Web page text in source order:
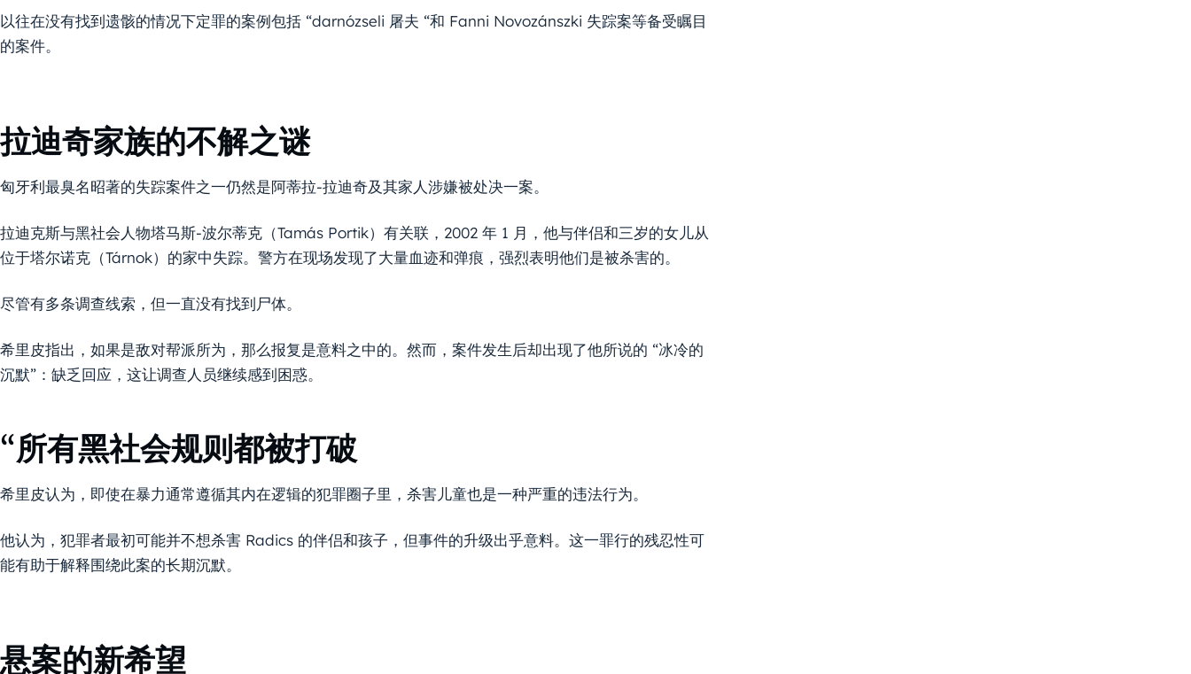
以往在没有找到遗骸的情况下定罪的案例包括 “darnózseli 屠夫 “和 Fanni Novozánszki 失踪案等备受瞩目
的案件。
拉迪奇家族的不解之谜
匈牙利最臭名昭著的失踪案件之一仍然是阿蒂拉-拉迪奇及其家人涉嫌被处决一案。
拉迪克斯与黑社会人物塔马斯-波尔蒂克（Tamás Portik）有关联，2002 年 1 月，他与伴侣和三岁的女儿从
位于塔尔诺克（Tárnok）的家中失踪。警方在现场发现了大量血迹和弹痕，强烈表明他们是被杀害的。
尽管有多条调查线索，但一直没有找到尸体。
希里皮指出，如果是敌对帮派所为，那么报复是意料之中的。然而，案件发生后却出现了他所说的 “冰冷的
沉默”：缺乏回应，这让调查人员继续感到困惑。
“所有黑社会规则都被打破
希里皮认为，即使在暴力通常遵循其内在逻辑的犯罪圈子里，杀害儿童也是一种严重的违法行为。
他认为，犯罪者最初可能并不想杀害 Radics 的伴侣和孩子，但事件的升级出乎意料。这一罪行的残忍性可
能有助于解释围绕此案的长期沉默。
悬案的新希望